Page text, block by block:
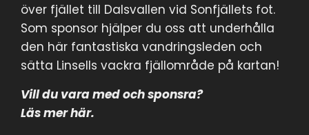
över fjället till Dalsvallen vid Sonfjällets fot.
Som sponsor hjälper du oss att underhålla
den här fantastiska vandringsleden och
sätta Linsells vackra fjällområde på kartan!
Vill du vara med och sponsra?
Läs mer här.